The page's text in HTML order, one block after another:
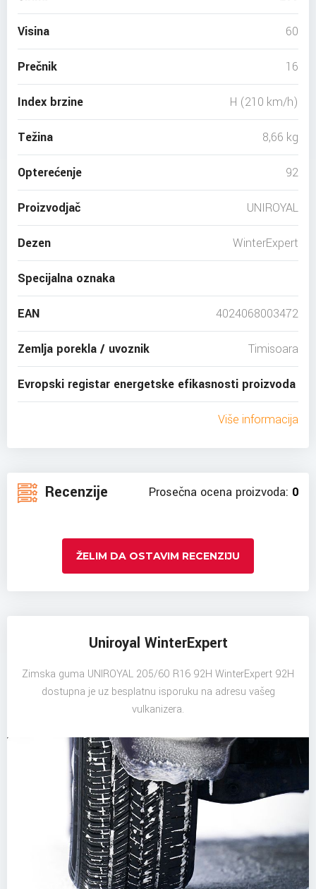
Visina 60
Prečnik 16
Index brzine H (210 km/h)
Težina 8,66 kg
Opterećenje 92
Proizvodjač UNIROYAL
Dezen WinterExpert
Specijalna oznaka
EAN 4024068003472
Zemlja porekla / uvoznik Timisoara
Evropski registar energetske efikasnosti proizvoda
Više informacija
Recenzije Prosečna ocena proizvoda: 0
ŽELIM DA OSTAVIM RECENZIJU
Uniroyal WinterExpert
Zimska guma UNIROYAL 205/60 R16 92H WinterExpert 92H
dostupna je uz besplatnu isporuku na adresu vašeg
vulkanizera.